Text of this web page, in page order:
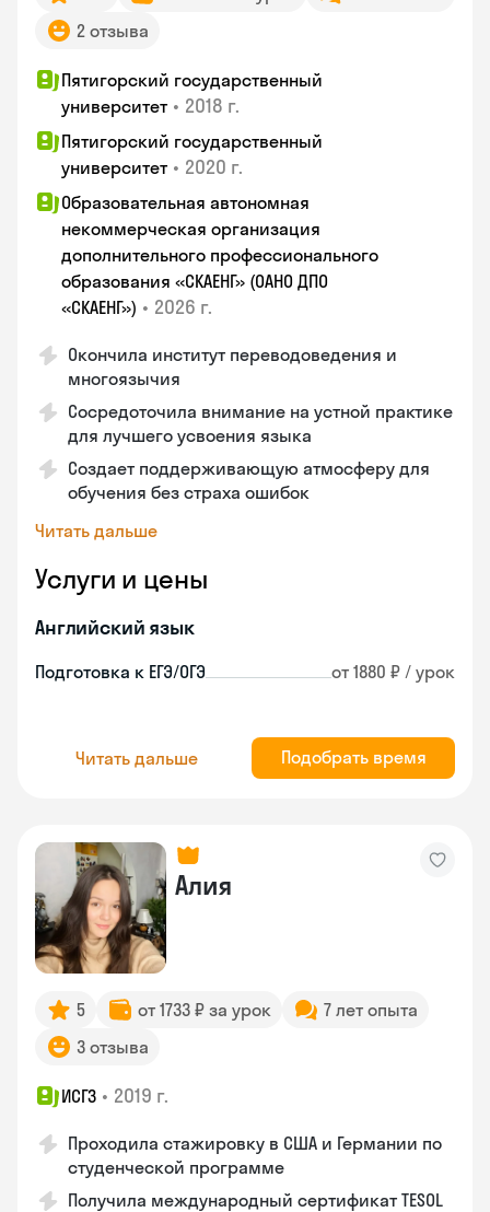
2 отзыва
Пятигорский государственный
университет • 2018 г.
Пятигорский государственный
университет • 2020 г.
Образовательная автономная
некоммерческая организация
дополнительного профессионального
образования «СКАЕНГ» (ОАНО ДПО
«СКАЕНГ») • 2026 г.
Окончила институт переводоведения и
многоязычия
Сосредоточила внимание на устной практике
для лучшего усвоения языка
Создает поддерживающую атмосферу для
обучения без страха ошибок
Читать дальше
Услуги и цены
Английский язык
Подготовка к ЕГЭ/ОГЭ от 1880 ₽ / урок
Читать дальше Подобрать время
Алия
5 от 1733 ₽ за урок
7 лет опыта
3 отзыва
ИСГЗ • 2019 г.
Проходила стажировку в США и Германии по
студенческой программе
Получила международный сертификат TESOL